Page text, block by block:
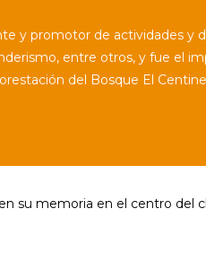
y promotor de actividades y
entre otros, y fue el
del Bosque El
su memoria en el centro del